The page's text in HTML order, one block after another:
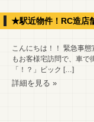
★駅近物件！RC造店
こんにちは！！ 緊急事
もお客様宅訪問で、車で
「！？」ビック […]
詳細を見る »